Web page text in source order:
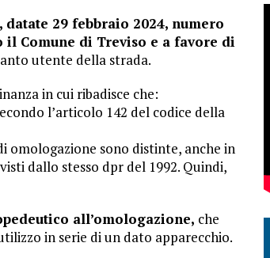
29 febbraio 2024, numero
Comune di Treviso e a favore di
utente della strada.
in cui ribadisce che:
l’articolo 142 del codice della
omologazione sono distinte, anche in
dallo stesso dpr del 1992. Quindi,
all’omologazione, che
in serie di un dato apparecchio.